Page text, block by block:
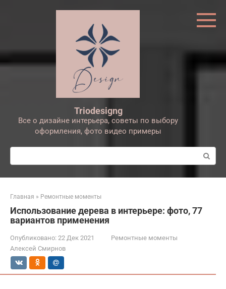
Triodesigng
Все о дизайне интерьера, советы по выбору
оформления, фото видео примеры
Поиск:
Главная » Ремонтные моменты
Использование дерева в интерьере: фото, 77
вариантов применения
Опубликовано: 22 Дек 2021
Ремонтные моменты
Алексей Смирнов